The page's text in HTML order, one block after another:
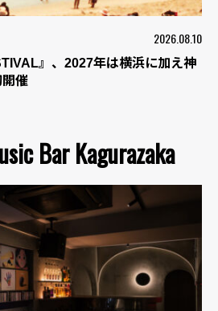
2026.08.10
』、2027年は横浜に加え神
催
Bar Kagurazaka